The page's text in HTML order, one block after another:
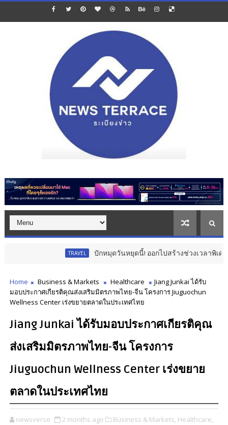
ปักหมุดวันหยุดนี้! ออกไปสร้างช่วงเวลาพิเศษกับครอบ
Home Business & Markets Healthcare
Jiang Junkai ได้รับ
มอบประกาศเกียรติคุณส่งเสริมมิตรภาพไทย-จีน โครงการ Jiuguochun
Wellness Center เร่งขยายตลาดในประเทศไทย
Jiang Junkai ได้รับมอบประกาศเกียรติคุณ
ส่งเสริมมิตรภาพไทย-จีน โครงการ
Jiuguochun Wellness Center เร่งขยาย
ตลาดในประเทศไทย
newsverse 2 months ago Business & Markets, Healthcare,